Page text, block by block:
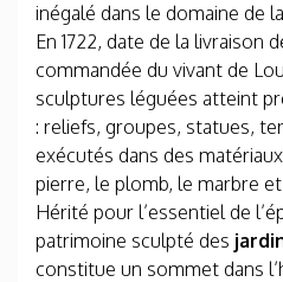
inégalé dans le domaine de
En 1722, date de la livraison
commandée du vivant de
sculptures léguées atteint
: reliefs, groupes, statues,
exécutés dans des
pierre, le plomb, le marbre
Hérité pour l’essentiel de
patrimoine sculpté des
constitue un sommet dans